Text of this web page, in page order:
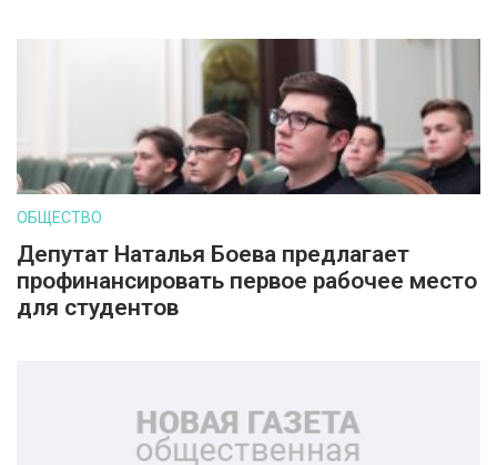
ОБЩЕСТВО
Депутат Наталья Боева предлагает
профинансировать первое рабочее место
для студентов